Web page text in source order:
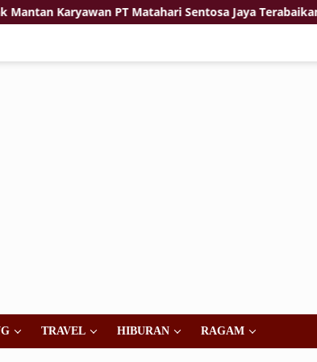
PT Matahari Sentosa Jaya Terabaikan
TRAVEL HIBURAN RAGAM